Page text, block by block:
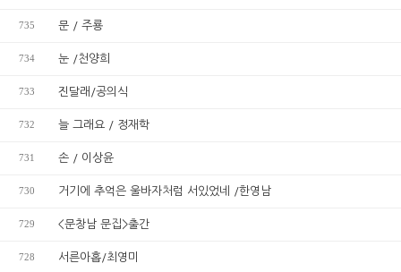
735 문 / 주룡
734 눈 /천양희
733 진달래/공의식
732 늘 그래요 / 정재학
731 손 / 이상윤
730 거기에 추억은 울바자처럼 서있었네 /한영남
729 <문창남 문집>출간
728 서른아홉/최영미